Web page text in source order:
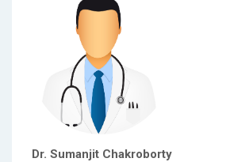
Dr. Sumanjit Chakroborty